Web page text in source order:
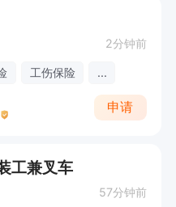
2分钟前
工伤保险 ...
申请
工兼叉车
57分钟前